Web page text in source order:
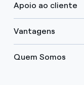
Apoio ao cliente
Vantagens
Quem Somos